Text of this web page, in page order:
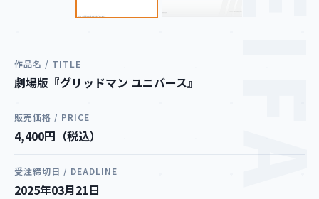
作品名 / TITLE
劇場版『グリッドマン ユニバース』
販売価格 / PRICE
4,400円（税込）
受注締切日 / DEADLINE
2025年03月21日